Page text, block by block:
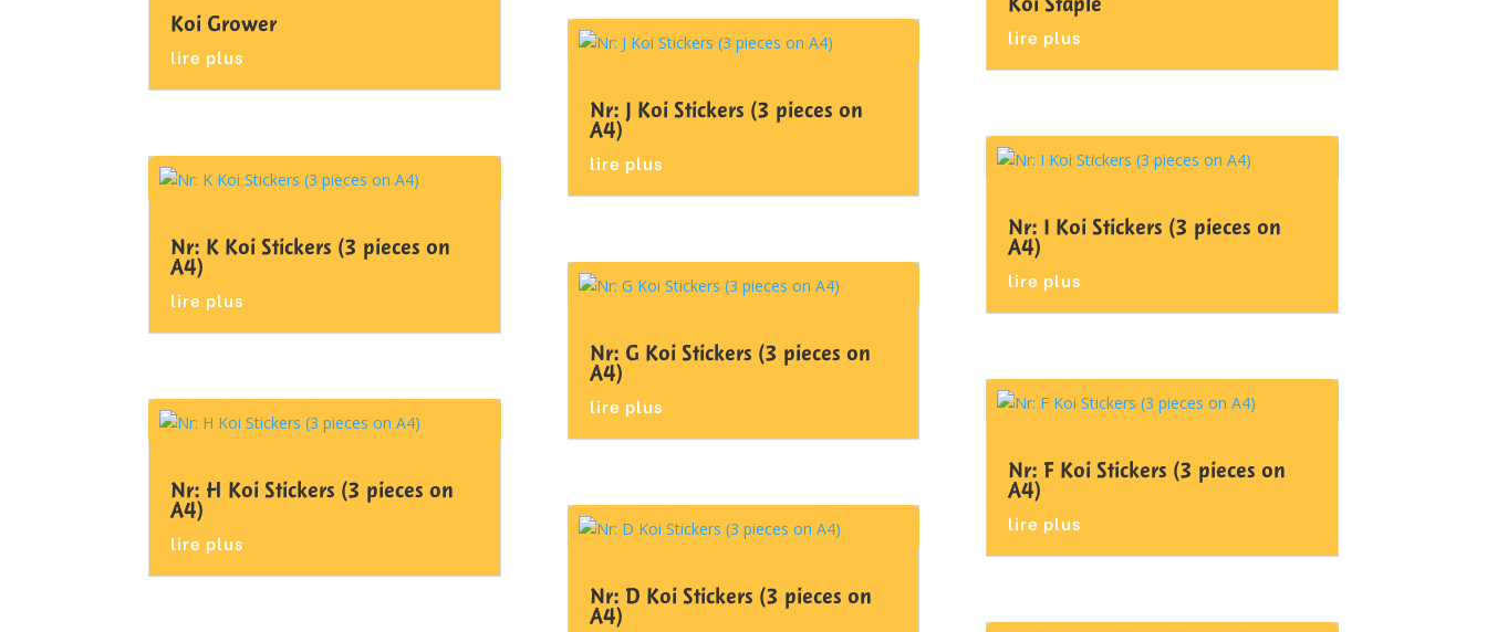
Koi Grower
lire plus
Nr: K Koi Stickers (3 pieces on
A4)
lire plus
Nr: H Koi Stickers (3 pieces on
A4)
lire plus
Nr: J Koi Stickers (3 pieces on
A4)
lire plus
Nr: G Koi Stickers (3 pieces on
A4)
lire plus
Nr: D Koi Stickers (3 pieces on
A4)
lire plus
Nr: I Koi Stickers (3 pieces on
A4)
lire plus
Nr: F Koi Stickers (3 pieces on
A4)
lire plus